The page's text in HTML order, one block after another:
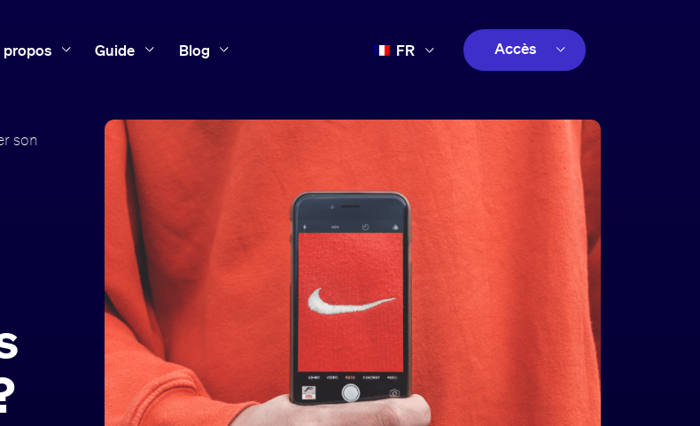
propos Guide Blog FR
ES
Accès
son